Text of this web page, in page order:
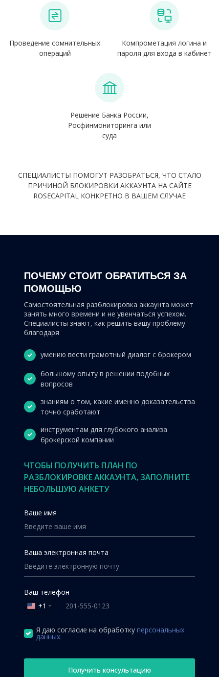
Проведение сомнительных
операций
Компрометация логина и
пароля для входа в кабинет
Решение Банка России,
Росфинмониторинга или
суда
СПЕЦИАЛИСТЫ ПОМОГУТ РАЗОБРАТЬСЯ, ЧТО СТАЛО
ПРИЧИНОЙ БЛОКИРОВКИ АККАУНТА НА САЙТЕ
ROSECAPITAL КОНКРЕТНО В ВАШЕМ СЛУЧАЕ
ПОЧЕМУ СТОИТ ОБРАТИТЬСЯ ЗА
ПОМОЩЬЮ
Самостоятельная разблокировка аккаунта может
занять много времени и не увенчаться успехом.
Специалисты знают, как решить вашу проблему
благодаря
умению вести грамотный диалог с брокером
большому опыту в решении подобных
вопросов
знаниям о том, какие именно доказательства
точно сработают
инструментам для глубокого анализа
брокерской компании
ЧТОБЫ ПОЛУЧИТЬ ПЛАН ПО
РАЗБЛОКИРОВКЕ АККАУНТА, ЗАПОЛНИТЕ
НЕБОЛЬШУЮ АНКЕТУ
Ваше имя
Ваша электронная почта
Ваш телефон
United
States
+1
+1
Я даю согласие на обработку персональных
данных.
Получить консультацию